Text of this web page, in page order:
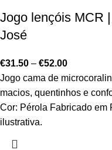
Jogo lençóis MCR
José
€31.50 – €52.00
Jogo cama de
macios, quentinhos e
Cor: Pérola Fabricado em
ilustrativa.